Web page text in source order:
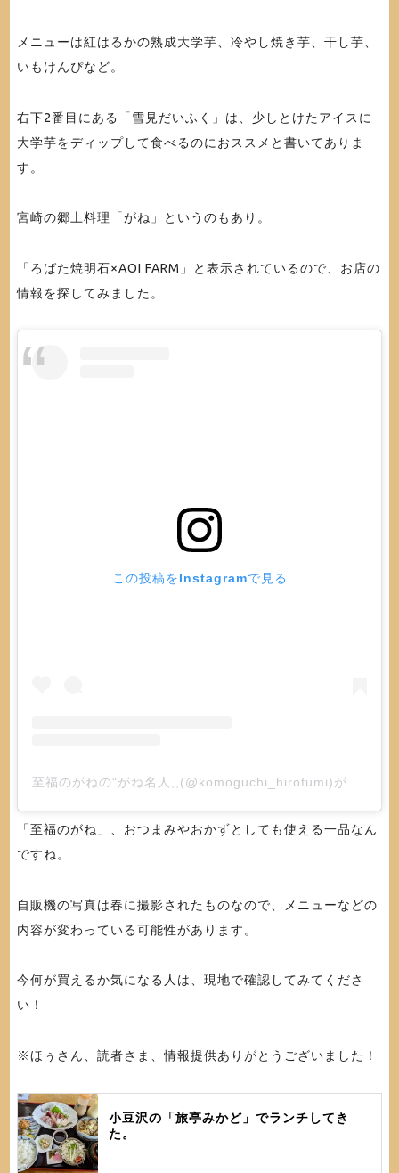
メニューは紅はるかの熟成大学芋、冷やし焼き芋、干し芋、
いもけんぴなど。
右下2番目にある「雪見だいふく」は、少しとけたアイスに
大学芋をディップして食べるのにおススメと書いてありま
す。
宮崎の郷土料理「がね」というのもあり。
「ろばた焼明石×AOI FARM」と表示されているので、お店の
情報を探してみました。
この投稿をInstagramで見る
「至福のがね」、おつまみやおかずとしても使える一品なん
ですね。
自販機の写真は春に撮影されたものなので、メニューなどの
内容が変わっている可能性があります。
今何が買えるか気になる人は、現地で確認してみてくださ
い！
※ほぅさん、読者さま、情報提供ありがとうございました！
小豆沢の「旅亭みかど」でランチしてき
た。